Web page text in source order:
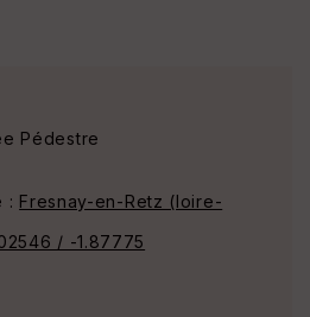
Pédestre
: Fresnay-en-Retz (loire-
/ -1.87775